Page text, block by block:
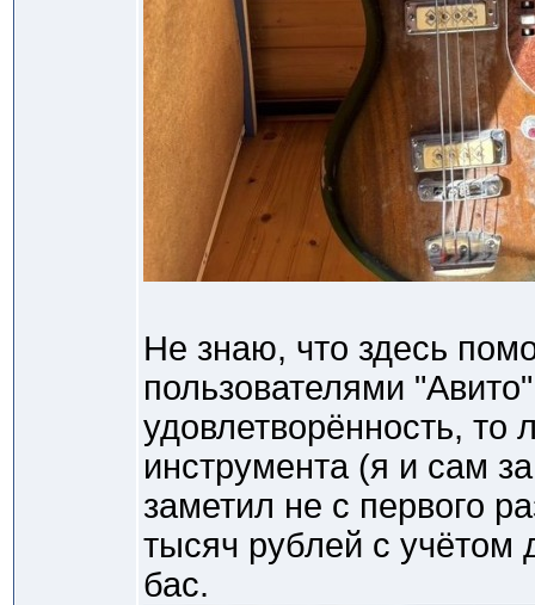
Не знаю, что здесь
пользователями
удовлетворённость,
инструмента (я и сам
заметил не с первого
тысяч рублей с учётом
бас.